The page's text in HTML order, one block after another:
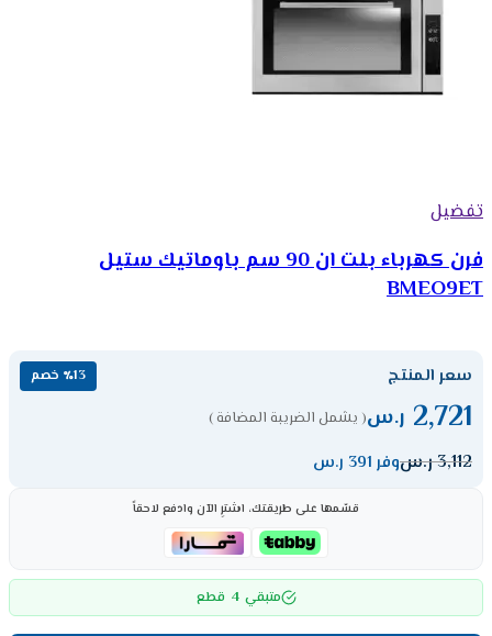
تفضيل
فرن كهرباء بلت ان 90 سم باوماتيك ستيل
BMEO9ET
سعر المنتج ٪13 خصم
2,721 ر.س( يشمل الضريبة المضافة )
3,112ر.سوفر 391 ر.س
قسّمها على طريقتك، اشترِ الآن وادفع لاحقاً
متبقي 4 قطع